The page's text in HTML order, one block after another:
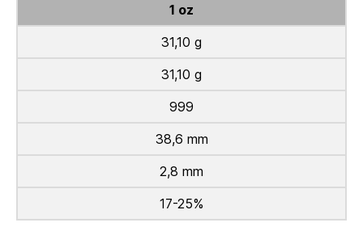
1 oz
31,10 g
31,10 g
999
38,6 mm
2,8 mm
17-25%